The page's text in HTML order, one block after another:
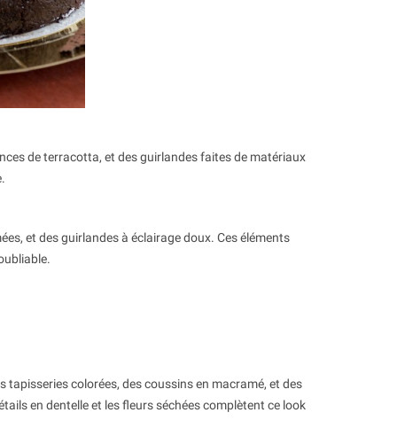
Pour organiser une soirée disco, il y a des
indispensables à ne pas oublier. Suivez le
de terracotta, et des guirlandes faites de matériaux
et des guirlandes à éclairage doux. Ces éléments
colorées, des coussins en macramé, et des
en dentelle et les fleurs séchées complètent ce look